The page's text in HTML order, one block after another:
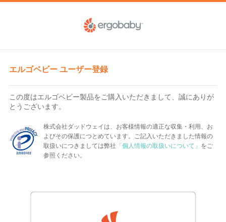
エルゴベビー ユーザー登録
この度はエルゴベビー製品をご購入いただきまして、誠にありが
とうございます。
株式会社ダッドウェイは、お客様情報の適正な収集・利用、お
よびその保護につとめています。ご記入いただきました情報の
取扱いにつきましては弊社 「個人情報の取扱いについて」 をご
参照ください。